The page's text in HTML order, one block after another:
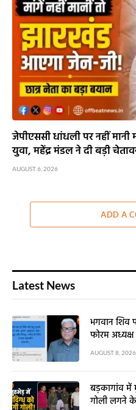
जेपीएससी धांधली पर नहीं
युवा, महेंद्र मंडल ने दी बड़ी
AUGUST 6, 2026
ADD A
Latest News
भगवान शिव
फोरम
AUGUST 8, 2026
बड़कागांव में
गोली लगने